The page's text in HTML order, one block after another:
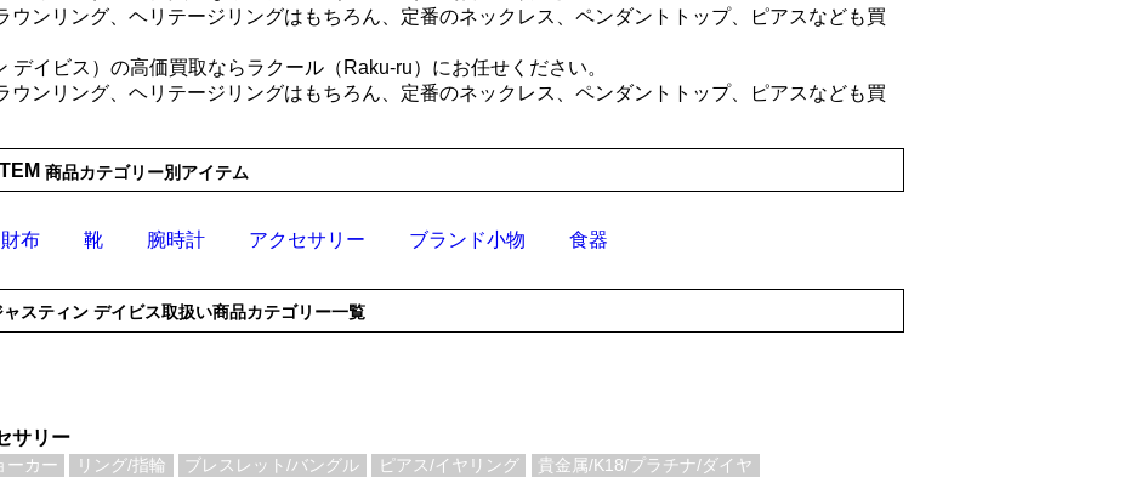
ウンリング、ヘリテージリングはもちろん、定番のネックレス、ペンダントトップ、ピアスなども買
デイビス）の高価買取ならラクール（Raku-ru）にお任せください。
ウンリング、ヘリテージリングはもちろん、定番のネックレス、ペンダントトップ、ピアスなども買
商品カテゴリー別アイテム
財布 靴 腕時計 アクセサリー ブランド小物 食器
ャスティン デイビス取扱い商品カテゴリー一覧
サリー
ーカー リング/指輪 ブレスレット/バングル ピアス/イヤリング 貴金属/K18/プラチナ/ダイヤ